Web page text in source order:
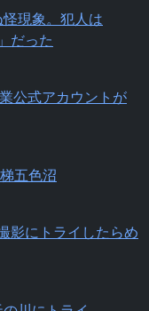
現象。犯人は
だった
公式アカウントが
五色沼
影にトライしたらめ